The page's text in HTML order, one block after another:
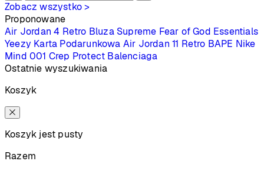
Zobacz wszystko >
Proponowane
Air Jordan 4 Retro Bluza Supreme Fear of God Essentials
Yeezy Karta Podarunkowa Air Jordan 11 Retro BAPE Nike
Mind 001 Crep Protect Balenciaga
Ostatnie wyszukiwania
Koszyk
Koszyk jest pusty
Razem